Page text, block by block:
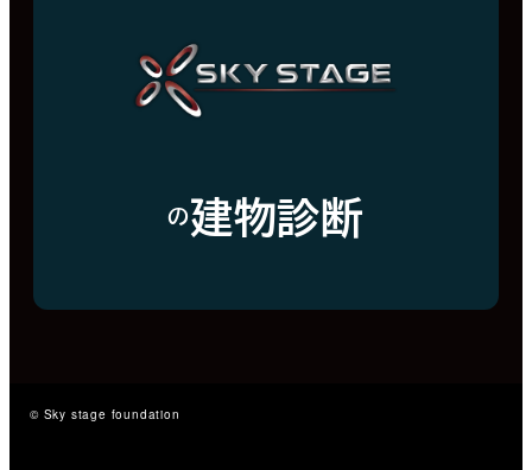
の建物診断
© Sky stage foundation